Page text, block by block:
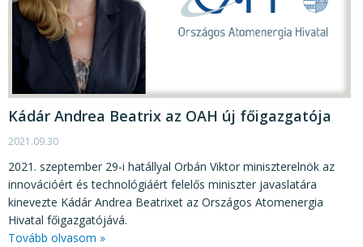
Kádár Andrea Beatrix az OAH új főigazgatója
2021.09.30
2021. szeptember 29-i hatállyal Orbán Viktor miniszterelnök az
innovációért és technológiáért felelős miniszter javaslatára
kinevezte Kádár Andrea Beatrixet az Országos Atomenergia
Hivatal főigazgatójává.
Tovább olvasom »